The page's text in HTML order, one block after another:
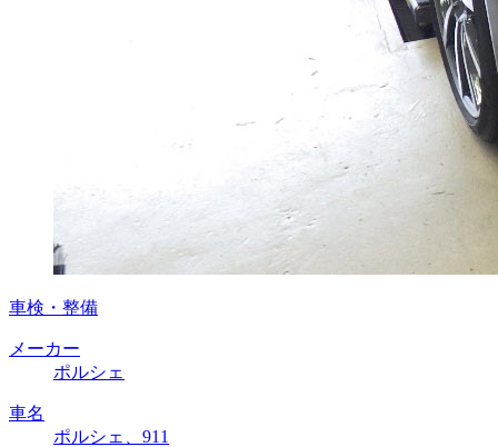
車検・整備
メーカー
ポルシェ
車名
ポルシェ、911